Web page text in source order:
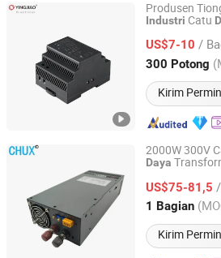
Produsen
Industri Catu
US$7-10 /
300 Potong
Kirim
Ninghai Yingjiao Electrical Co., Ltd.
Zhejiang, China Harga
2000W 300V
Daya
Switching
US$75-81,5
1 Bagian
Kirim
Yueqing Chuxi Electric Co., Ltd.
Zhejiang, China Harga